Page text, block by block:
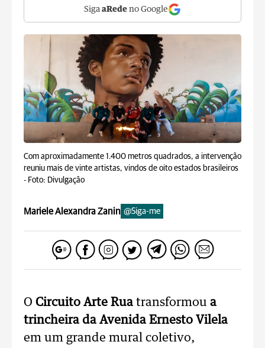
Siga aRede no Google
Com aproximadamente 1.400 metros quadrados, a intervenção
reuniu mais de vinte artistas, vindos de oito estados brasileiros
- Foto: Divulgação
Mariele Alexandra Zanin @Siga-me
O Circuito Arte Ruatransformou a
trincheira da Avenida Ernesto Vilela
em um grande mural coletivo,